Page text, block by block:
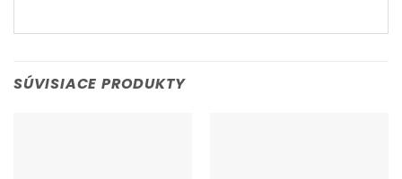
SÚVISIACE PRODUKTY